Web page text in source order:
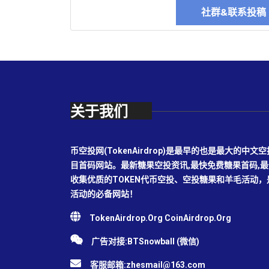
社群&联系投
关于我们
币空投网(TokenAirdrop)是最早的也是最大的中文
目首码网站。最新糖果空投资讯,最快免费糖果首码,
收集优质的TOKEN代币空投、空投糖果和羊毛活动
活动的必备网站！
TokenAirdrop.Org CoinAirdrop.Org
广告对接:BTSnowball (微信)
客服邮箱:zhesmail@163.com